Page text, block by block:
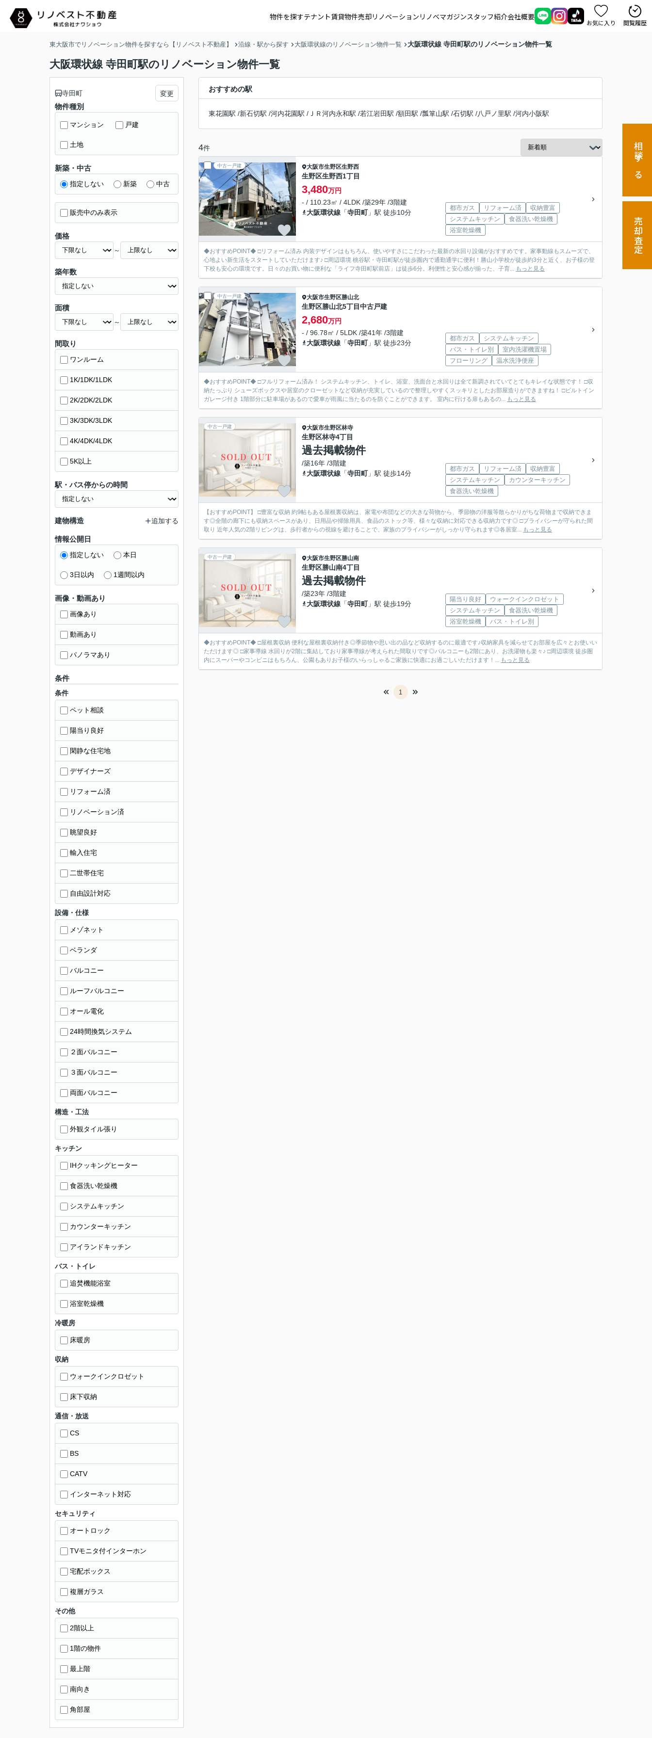
物件を探すテナント賃貸物件売却リノベーション リノベマガジンスタッフ紹介会社概要
お気に入り 閲覧履歴
相談する
売却査定
東大阪市でリノベーション物件を探すなら【リノベスト不動産】 沿線・駅から探す 大阪環状線のリノベーション物件一覧 大阪環状線 寺田町駅のリノベーション物件一覧
大阪環状線 寺田町駅のリノベーション物件一覧
おすすめの駅
東花園駅 /新石切駅 /河内花園駅 / ＪＲ河内永和駅 /若江岩田駅 /額田駅 /瓢箪山駅 /石切駅 /八戸ノ里駅 /河内小阪駅
4件
中古一戸建 大阪市生野区生野西
生野区生野西1丁目
3,480万円
- / 110.23㎡ / 4LDK /築29年 /3階建
大阪環状線 「寺田町」駅 徒歩10分
都市ガス リフォーム済
収納豊富
システムキッチン
食器洗い乾燥機
浴室乾燥機
◆おすすめPOINT◆ □リフォーム済み 内装デザインはもちろん、使いやすさにこだわった最新の水回り設備がおすすめです。家事動線もスムーズで、
心地よい新生活をスタートしていただけます♪ □周辺環境 桃谷駅・寺田町駅が徒歩圏内で通勤通学に便利！勝山小学校が徒歩約3分と近く、お子様の登
下校も安心の環境です。日々のお買い物に便利な「ライフ寺田町駅前店」は徒歩6分。利便性と安心感が揃った、子育... もっと見る
中古一戸建 大阪市生野区勝山北
生野区勝山北5丁目中古戸建
2,680万円
- / 96.78㎡ / 5LDK /築41年 /3階建
大阪環状線 「寺田町」駅 徒歩23分
都市ガス
システムキッチン
バス・トイレ別
室内洗濯機置場
フローリング
温水洗浄便座
◆おすすめPOINT◆ □フルリフォーム済み！ システムキッチン、トイレ、浴室、洗面台と水回りは全て新調されていてとてもキレイな状態です！ □収
納たっぷり シューズボックスや居室のクローゼットなど収納が充実しているので整理しやすくスッキリとしたお部屋造りができますね！ □ビルトイン
ガレージ付き 1階部分に駐車場があるので愛車が雨風に当たるのを防ぐことができます。 室内に行ける扉もあるの... もっと見る
中古一戸建 大阪市生野区林寺
生野区林寺4丁目
過去掲載物件
/築16年 /3階建
大阪環状線 「寺田町」駅 徒歩14分
都市ガス リフォーム済
収納豊富
システムキッチン
カウンターキッチン
食器洗い乾燥機
【おすすめPOINT】 □豊富な収納 約9帖もある屋根裏収納は、家電や布団などの大きな荷物から、季節物の洋服等散らかりがちな荷物まで収納できま
す◎全階の廊下にも収納スペースがあり、日用品や掃除用具、食品のストック等、様々な収納に対応できる収納力です◎ □プライバシーが守られた間
取り 近年人気の2階リビングは、歩行者からの視線を避けることで、家族のプライバシーがしっかり守られます◎各居室... もっと見る
中古一戸建 大阪市生野区勝山南
生野区勝山南4丁目
過去掲載物件
/築23年 /3階建
大阪環状線 「寺田町」駅 徒歩19分
陽当り良好
ウォークインクロゼット
システムキッチン
食器洗い乾燥機
浴室乾燥機
バス・トイレ別
◆おすすめPOINT◆ □屋根裏収納 便利な屋根裏収納付き◎季節物や思い出の品など収納するのに最適です♪収納家具を減らせてお部屋を広々とお使いい
ただけます◎ □家事導線 水回りが2階に集結しており家事導線が考えられた間取りです◎バルコニーも2階にあり、お洗濯物も楽々♪ □周辺環境 徒歩圏
内にスーパーやコンビニはもちろん、公園もありお子様のいらっしゃるご家族に快適にお過ごしいただけます！... もっと見る
1
寺田町 変更
物件種別
マンション 戸建
土地
新築・中古
指定しない 新築 中古
販売中のみ表示
価格
～
築年数
面積
～
間取り
ワンルーム
1K/1DK/1LDK
2K/2DK/2LDK
3K/3DK/3LDK
4K/4DK/4LDK
5K以上
駅・バス停からの時間
建物構造 追加する
情報公開日
指定しない 本日
3日以内 1週間以内
画像・動画あり
画像あり
動画あり
パノラマあり
条件
条件
ペット相談
陽当り良好
閑静な住宅地
デザイナーズ
リフォーム済
リノベーション済
眺望良好
輸入住宅
二世帯住宅
自由設計対応
設備・仕様
メゾネット
ベランダ
バルコニー
ルーフバルコニー
オール電化
24時間換気システム
２面バルコニー
３面バルコニー
両面バルコニー
構造・工法
外観タイル張り
キッチン
IHクッキングヒーター
食器洗い乾燥機
システムキッチン
カウンターキッチン
アイランドキッチン
バス・トイレ
追焚機能浴室
浴室乾燥機
冷暖房
床暖房
収納
ウォークインクロゼット
床下収納
通信・放送
CS
BS
CATV
インターネット対応
セキュリティ
オートロック
TVモニタ付インターホン
宅配ボックス
複層ガラス
その他
2階以上
1階の物件
最上階
南向き
角部屋